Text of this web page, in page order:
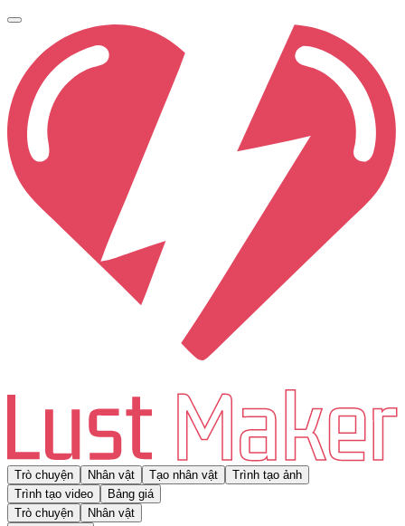
Trò chuyện Nhân vật Tạo nhân vật
Trình tạo ảnh
Trình tạo video
Bảng giá
Trò chuyện
Nhân vật